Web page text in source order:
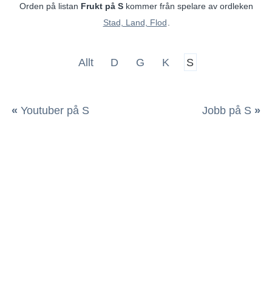
Orden på listan Frukt på Skommer från spelare av ordleken
Stad, Land, Flod
Allt D G K S
« Youtuber på S Jobb på S »